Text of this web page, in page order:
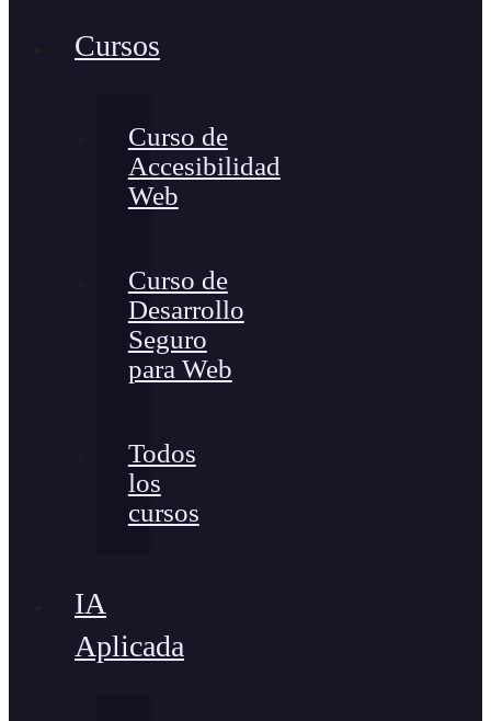
Cursos
Curso de
Accesibilidad
Web
Curso de
Desarrollo
Seguro
para Web
Todos
los
cursos
IA
Aplicada